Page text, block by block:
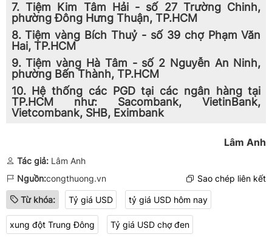
7. Tiệm Kim Tâm Hải - số 27 Trường Chinh,
phường Đông Hưng Thuận, TP.HCM
8. Tiệm vàng Bích Thuỷ - số 39 chợ Phạm Văn
Hai, TP.HCM
9. Tiệm vàng Hà Tâm - số 2 Nguyễn An Ninh,
phường Bến Thành, TP.HCM
10. Hệ thống các PGD tại các ngân hàng tại
TP.HCM như: Sacombank, VietinBank,
Vietcombank, SHB, Eximbank
Lâm Anh
Tác giả: Lâm Anh
Nguồn:congthuong.vn Sao chép liên kết
Từ khóa: Tỷ giá USD tỷ giá USD hôm nay
xung đột Trung Đông Tỷ giá USD chợ đen